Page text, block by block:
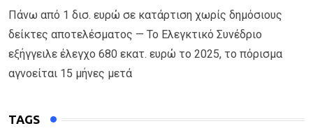
Πάνω από 1 δισ. ευρώ σε κατάρτιση χωρίς δημόσιους
δείκτες αποτελέσματος — Το Ελεγκτικό Συνέδριο
εξήγγειλε έλεγχο 680 εκατ. ευρώ το 2025, το πόρισμα
αγνοείται 15 μήνες μετά
TAGS